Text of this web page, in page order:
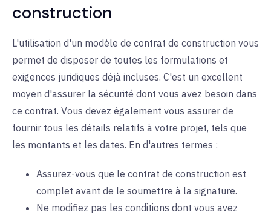
construction
L'utilisation d'un modèle de contrat de construction vous
permet de disposer de toutes les formulations et
exigences juridiques déjà incluses. C'est un excellent
moyen d'assurer la sécurité dont vous avez besoin dans
ce contrat. Vous devez également vous assurer de
fournir tous les détails relatifs à votre projet, tels que
les montants et les dates. En d'autres termes :
Assurez-vous que le contrat de construction est
complet avant de le soumettre à la signature.
Ne modifiez pas les conditions dont vous avez